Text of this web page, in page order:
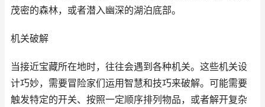
茂密的森林，或者潜入幽深的湖泊底部。
机关破解
当接近宝藏所在地时，往往会遇到各种机关。这些机关设
计巧妙，需要冒险家们运用智慧和技巧来破解。可能需要
触发特定的开关、按照一定顺序排列物品，或者解开复杂